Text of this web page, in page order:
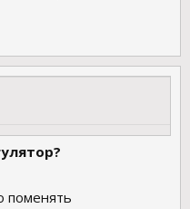
поменять